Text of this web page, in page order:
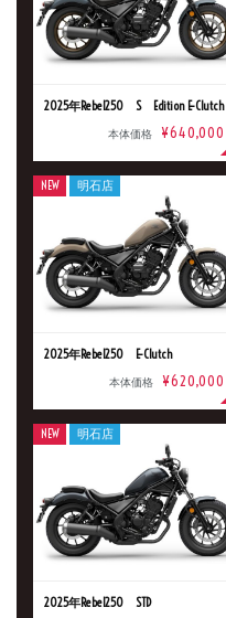
2025年Rebel250 S Edition E-Clutch
本体価格 ¥640,000
2025年Rebel250 E-Clutch
本体価格 ¥620,000
NEW 明石店
2025年Rebel250 STD
NEW 明石店
新車
メーカー
価格